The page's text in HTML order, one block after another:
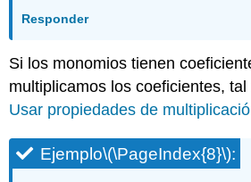
Responder
Si los monomios tienen
multiplicamos los coeficientes,
Usar propiedades de
Ejemplo\(\PageIndex{8}\):